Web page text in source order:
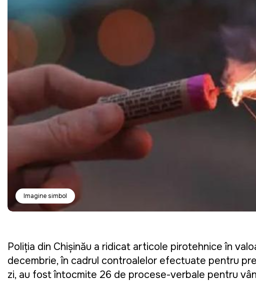
Imagine simbol
Poliția din Chișinău a ridicat articole pirotehnice în
decembrie, în cadrul controalelor efectuate pentru
zi, au fost întocmite 26 de procese-verbale pentru